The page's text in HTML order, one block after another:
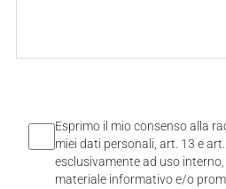
Esprimo il mio consenso alla
miei dati personali, art. 13 e
esclusivamente ad uso
materiale informativo e/o